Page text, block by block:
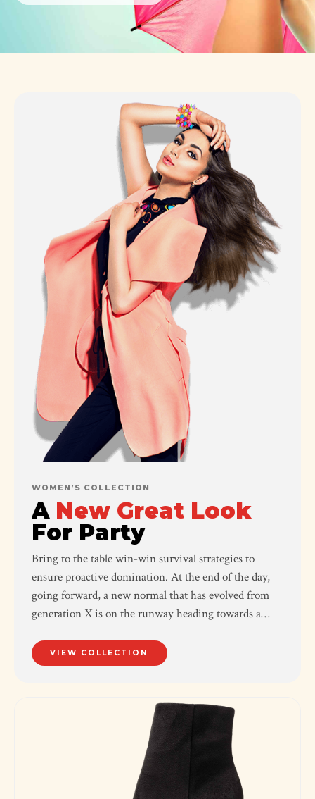
WOMEN’S COLLECTION
A New Great Look
For Party
Bring to the table win-win survival strategies to
ensure proactive domination. At the end of the day,
going forward, a new normal that has evolved from
generation X is on the runway heading towards a
VIEW COLLECTION